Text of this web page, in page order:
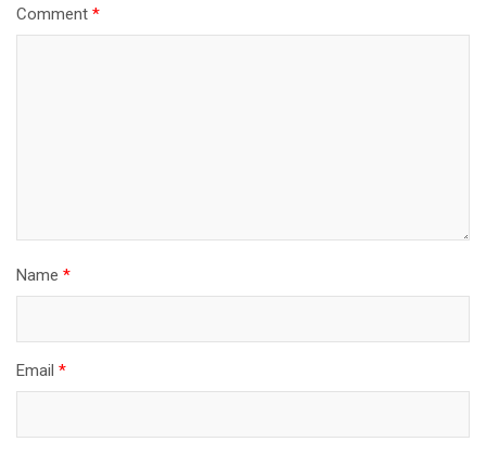
Comment *
Name *
Email *